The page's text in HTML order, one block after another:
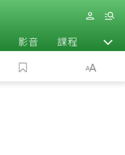
影音 課程 退休